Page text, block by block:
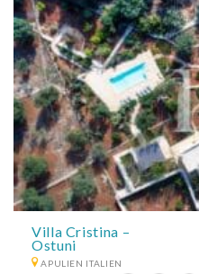
Villa Cristina –
Ostuni
APULIEN ITALIEN